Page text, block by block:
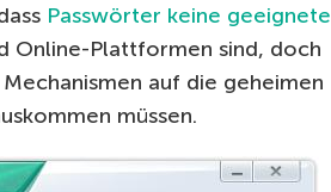
Passwörter keine geeignete
Online-Plattformen sind, doch
auf die geheimen
müssen.